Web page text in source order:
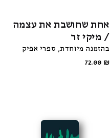
אחת שחושבת את עצמה
/ מיקי זר
בהזמנה מיוחדת ספרי אפיק
72.00 ₪